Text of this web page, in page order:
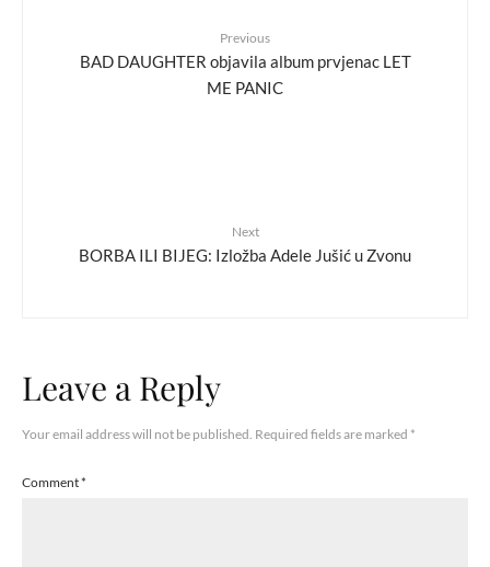
Previous
BAD DAUGHTER objavila album prvjenac LET
ME PANIC
Next
BORBA ILI BIJEG: Izložba Adele Jušić u Zvonu
Leave a Reply
Your email address will not be published. Required fields are marked *
Comment*